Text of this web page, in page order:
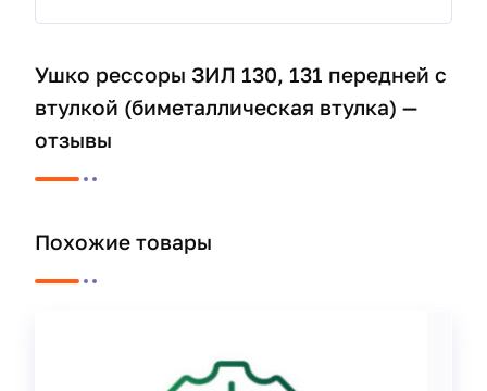
Ушко рессоры ЗИЛ 130, 131 передней с
втулкой (биметаллическая втулка) —
отзывы
Похожие товары